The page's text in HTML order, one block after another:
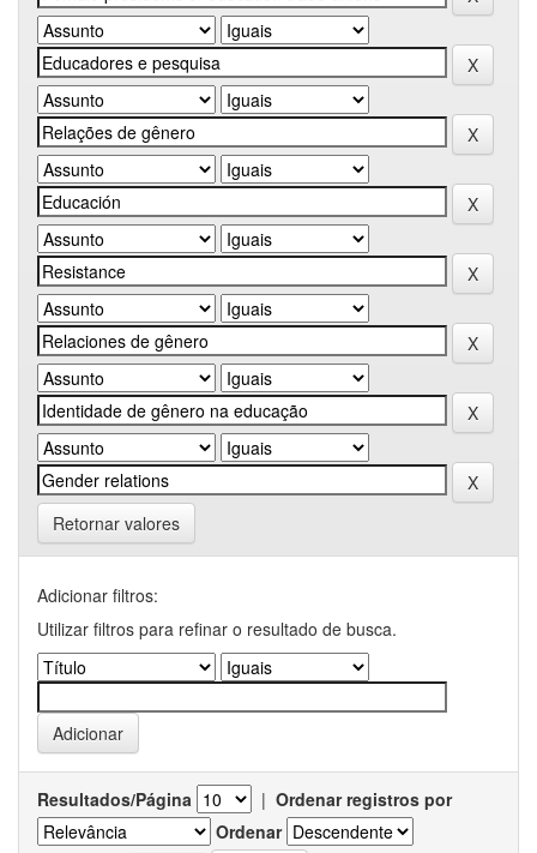
Retornar valores
Adicionar filtros:
Utilizar filtros para refinar o resultado de busca.
Resultados/Página | Ordenar registros por
Ordenar